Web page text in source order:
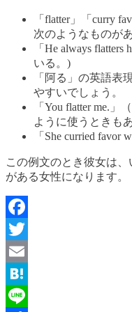
「flatter」「curry
次のようなものが
「He always
いる。)
「阿る」の英語表
やすいでしょう。
「You flatter me.
ように使うときも
「She curried
この例文のとき彼女は
がある女性になります。
Facebook
Twitter
Email
Hatena